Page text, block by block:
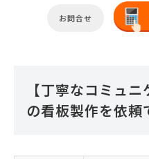
お問合せ
【丁寧なコミュ
の看板製作を依頼